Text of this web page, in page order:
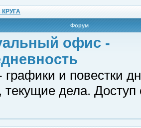
КРУГА
Форум
офис -
графики и повестки
текущие дела.